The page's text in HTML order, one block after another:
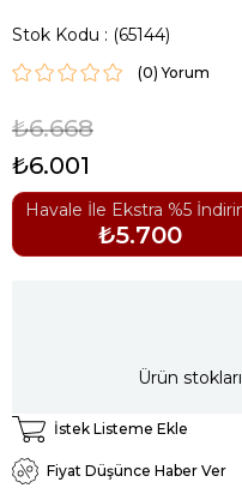
Stok Kodu (65144)
(0)
₺6.668
₺6.001
Havale İle Ekstra %5
₺5.700
Ürün
İstek Listeme Ekle
Fiyat Düşünce Haber Ver